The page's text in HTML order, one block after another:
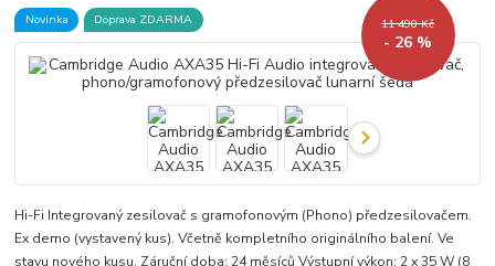
Novinka Doprava ZDARMA 11 490 Kč
- 26 %
Hi-Fi Integrovaný zesilovač s gramofonovým (Phono) předzesilovačem.
Ex demo (vystavený kus). Včetně kompletního originálního balení. Ve
stavu nového kusu. Záruční doba: 24 měsíců Výstupní výkon: 2 x 35 W (8